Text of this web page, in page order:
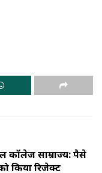
कॉलेज साम्राज्य: पैसे
किया रिजेक्ट